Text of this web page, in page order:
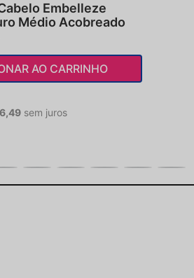
Embelleze
Médio Acobreado
AO CARRINHO
,49 sem juros